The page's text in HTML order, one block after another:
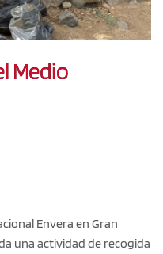
Medio
Envera en Gran
una actividad de recogida